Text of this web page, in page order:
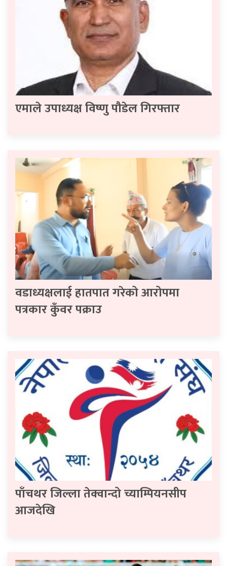
एमाले उपाध्यक्ष विष्णु पौडेल गिरफ्तार
वडाध्यक्षलाई हातपात गरेको आरोपमा
पत्रकार कुँवर पक्राउ
पाँचथर जिल्ला तेक्वान्दो च्याम्पियनसीप
आजदेखि